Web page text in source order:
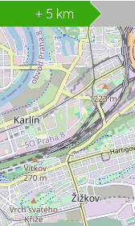
+ 5 km